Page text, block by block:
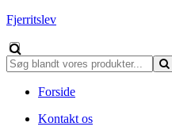
Fjerritslev
Forside
Kontakt os